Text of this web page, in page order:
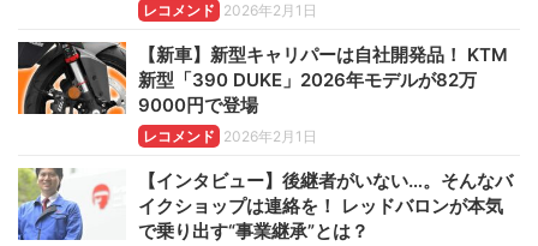
レコメンド 2026年2月1日
【新車】新型キャリパーは自社開発品！ KTM
新型「390 DUKE」2026年モデルが82万
9000円で登場
レコメンド 2026年2月1日
【インタビュー】後継者がいない…。そんなバ
イクショップは連絡を！ レッドバロンが本気
で乗り出す“事業継承”とは？